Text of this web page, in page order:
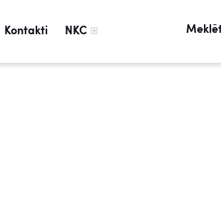
Kontakti NKC